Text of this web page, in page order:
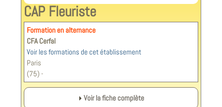
CAP Fleuriste
Formation en alternance
CFA Cerfal
Voir les formations de cet établissement
Paris
(75) -
Voir la fiche complète